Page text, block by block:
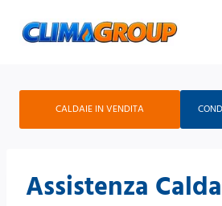
CALDAIE IN VENDITA
Assistenza